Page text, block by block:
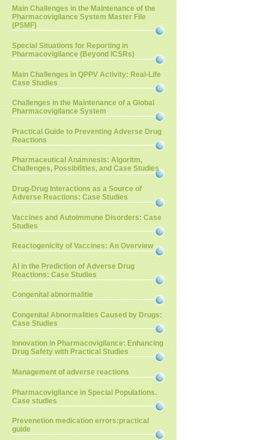
Main Challenges in the Maintenance of the
Pharmacovigilance System Master File
(PSMF)
Special Situations for Reporting in
Pharmacovigilance (Beyond ICSRs)
Main Challenges in QPPV Activity: Real-Life
Case Studies
Challenges in the Maintenance of a Global
Pharmacovigilance System
Practical Guide to Preventing Adverse Drug
Reactions
Pharmaceutical Anamnesis: Algoritm,
Challenges, Possibilities, and Case Studies
Drug-Drug Interactions as a Source of
Adverse Reactions: Case Studies
Vaccines and Autoimmune Disorders: Case
Studies
Reactogenicity of Vaccines: An Overview
AI in the Prediction of Adverse Drug
Reactions: Case Studies
Congenital abnormalitie
Congenital Abnormalities Caused by Drugs:
Case Studies
Innovation in Pharmacovigilance: Enhancing
Drug Safety with Practical Studies
Management of adverse reactions
Pharmacovigilance in Special Populations.
Case studies
Prevenetion medication errors:practical
guide